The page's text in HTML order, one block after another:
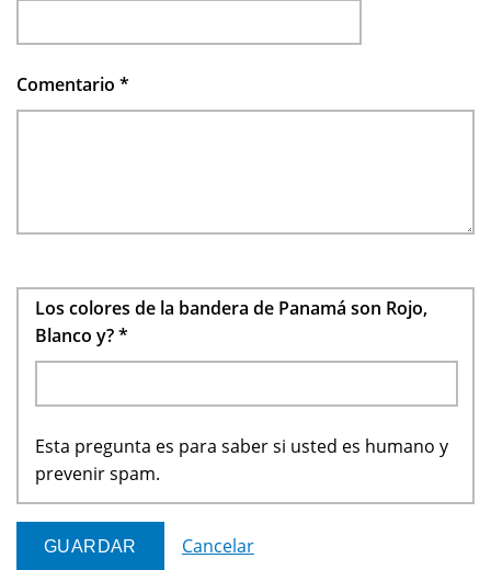
Comentario *
Los colores de la bandera de Panamá son Rojo,
Blanco y?*
Esta pregunta es para saber si usted es humano y
prevenir spam.
Cancelar